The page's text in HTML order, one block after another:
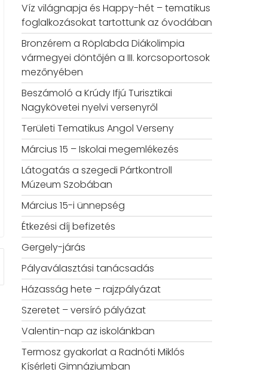
Víz világnapja és Happy-hét – tematikus
foglalkozásokat tartottunk az óvodában
Bronzérem a Röplabda Diákolimpia
vármegyei döntőjén a III. korcsoportosok
mezőnyében
Beszámoló a Krúdy Ifjú Turisztikai
Nagykövetei nyelvi versenyről
Területi Tematikus Angol Verseny
Március 15 – Iskolai megemlékezés
Látogatás a szegedi Pártkontroll
Múzeum Szobában
Március 15-i ünnepség
Étkezési díj befizetés
Gergely-járás
Pályaválasztási tanácsadás
Házasság hete – rajzpályázat
Szeretet – versíró pályázat
Valentin-nap az iskolánkban
Termosz gyakorlat a Radnóti Miklós
Kísérleti Gimnáziumban